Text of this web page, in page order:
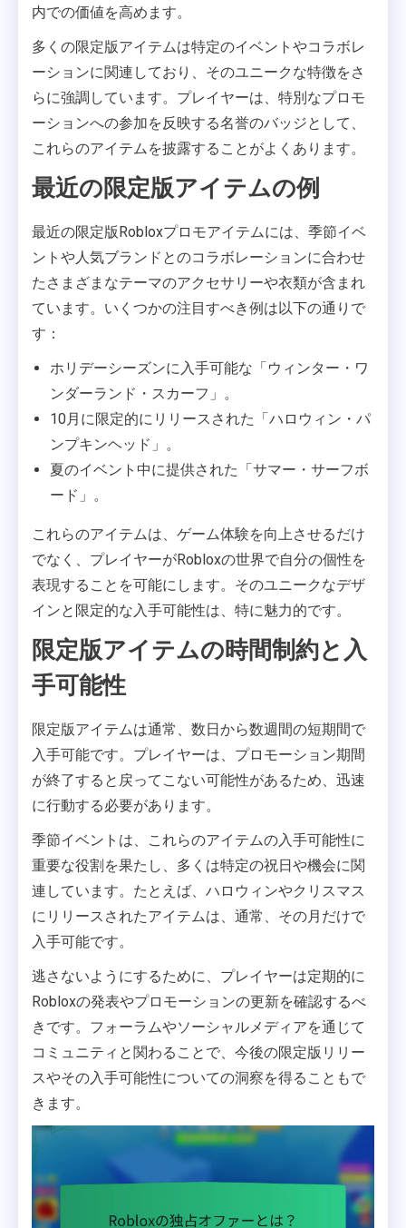
内での価値を高めます。
多くの限定版アイテムは特定のイベントやコラボレ
ーションに関連しており、そのユニークな特徴をさ
らに強調しています。プレイヤーは、特別なプロモ
ーションへの参加を反映する名誉のバッジとして、
これらのアイテムを披露することがよくあります。
最近の限定版アイテムの例
最近の限定版Robloxプロモアイテムには、季節イベ
ントや人気ブランドとのコラボレーションに合わせ
たさまざまなテーマのアクセサリーや衣類が含まれ
ています。いくつかの注目すべき例は以下の通りで
す：
ホリデーシーズンに入手可能な「ウィンター・ワ
ンダーランド・スカーフ」。
10月に限定的にリリースされた「ハロウィン・パ
ンプキンヘッド」。
夏のイベント中に提供された「サマー・サーフボ
ード」。
これらのアイテムは、ゲーム体験を向上させるだけ
でなく、プレイヤーがRobloxの世界で自分の個性を
表現することを可能にします。そのユニークなデザ
インと限定的な入手可能性は、特に魅力的です。
限定版アイテムの時間制約と入
手可能性
限定版アイテムは通常、数日から数週間の短期間で
入手可能です。プレイヤーは、プロモーション期間
が終了すると戻ってこない可能性があるため、迅速
に行動する必要があります。
季節イベントは、これらのアイテムの入手可能性に
重要な役割を果たし、多くは特定の祝日や機会に関
連しています。たとえば、ハロウィンやクリスマス
にリリースされたアイテムは、通常、その月だけで
入手可能です。
逃さないようにするために、プレイヤーは定期的に
Robloxの発表やプロモーションの更新を確認するべ
きです。フォーラムやソーシャルメディアを通じて
コミュニティと関わることで、今後の限定版リリー
スやその入手可能性についての洞察を得ることもで
きます。